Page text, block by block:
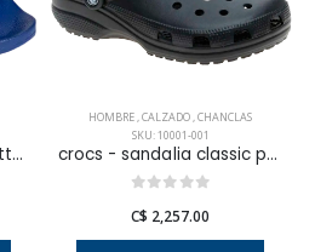
adidas - chanclas adilette shower para hombre
HOMBRE,CALZADO,CHANCLAS
SKU: 10001-001
crocs - sandalia classic para hombre
C$ 2,257.00